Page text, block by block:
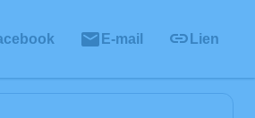
E-mail Lien